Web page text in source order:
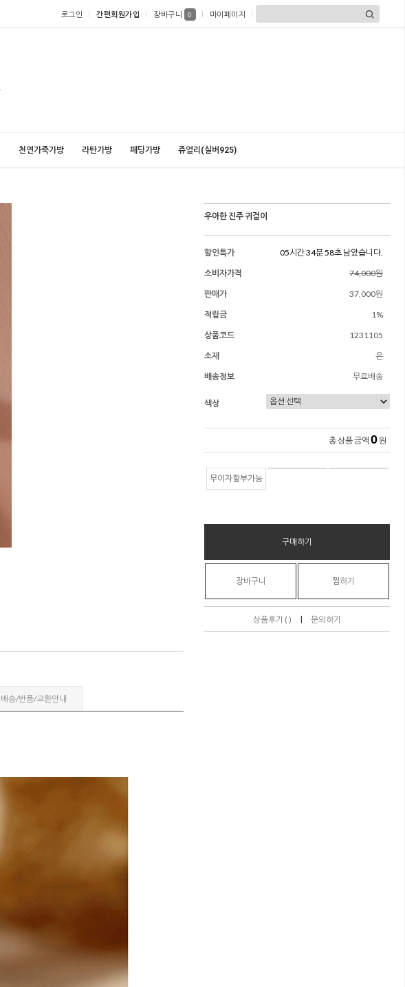
로그인 간편회원가입 장바구니 0 마이페이지
천연가죽가방 라탄가방 패딩가방 쥬얼리(실버925)
배송/반품/교환안내
우아한 진주 귀걸이
할인특가
05시간 34분 56초 남았습니다.
소비자가격
74,000원
판매가
37,000원
적립금
1%
상품코드
1231105
소재
은
배송정보
무료배송
색상
총 상품 금액 0 원
무이자할부가능
구매하기
장바구니 찜하기
상품후기 ( ) | 문의하기